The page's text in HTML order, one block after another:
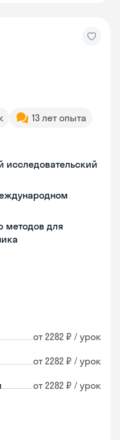
13 лет опыта
исследовательский
методов для
от 2282 ₽ / урок
от 2282 ₽ / урок
от 2282 ₽ / урок